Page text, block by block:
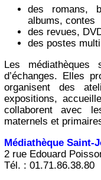
des romans,
albums, contes
des revues,
des postes
Les
d’échanges. Elles
organisent des
expositions,
collaborent avec
maternels et
Médiathèque Saint-
2 rue Edouard
Tél. : 01.71.86.38.80